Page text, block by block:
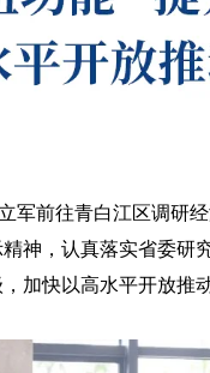
军前往青白江区调研
神，认真落实省委研
加快以高水平开放推